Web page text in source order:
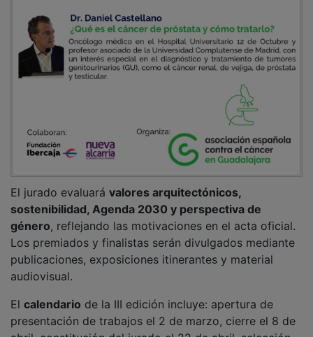
sostenibilidad, Agenda 2030 y perspectiva de
género, reflejando las motivaciones en el acta oficial.
Los premiados y finalistas serán divulgados mediante
publicaciones, exposiciones itinerantes y material
audiovisual.
presentación de trabajos el 2 de marzo, cierre el 8 de
abril, constitución del jurado el 22 de abril, selección